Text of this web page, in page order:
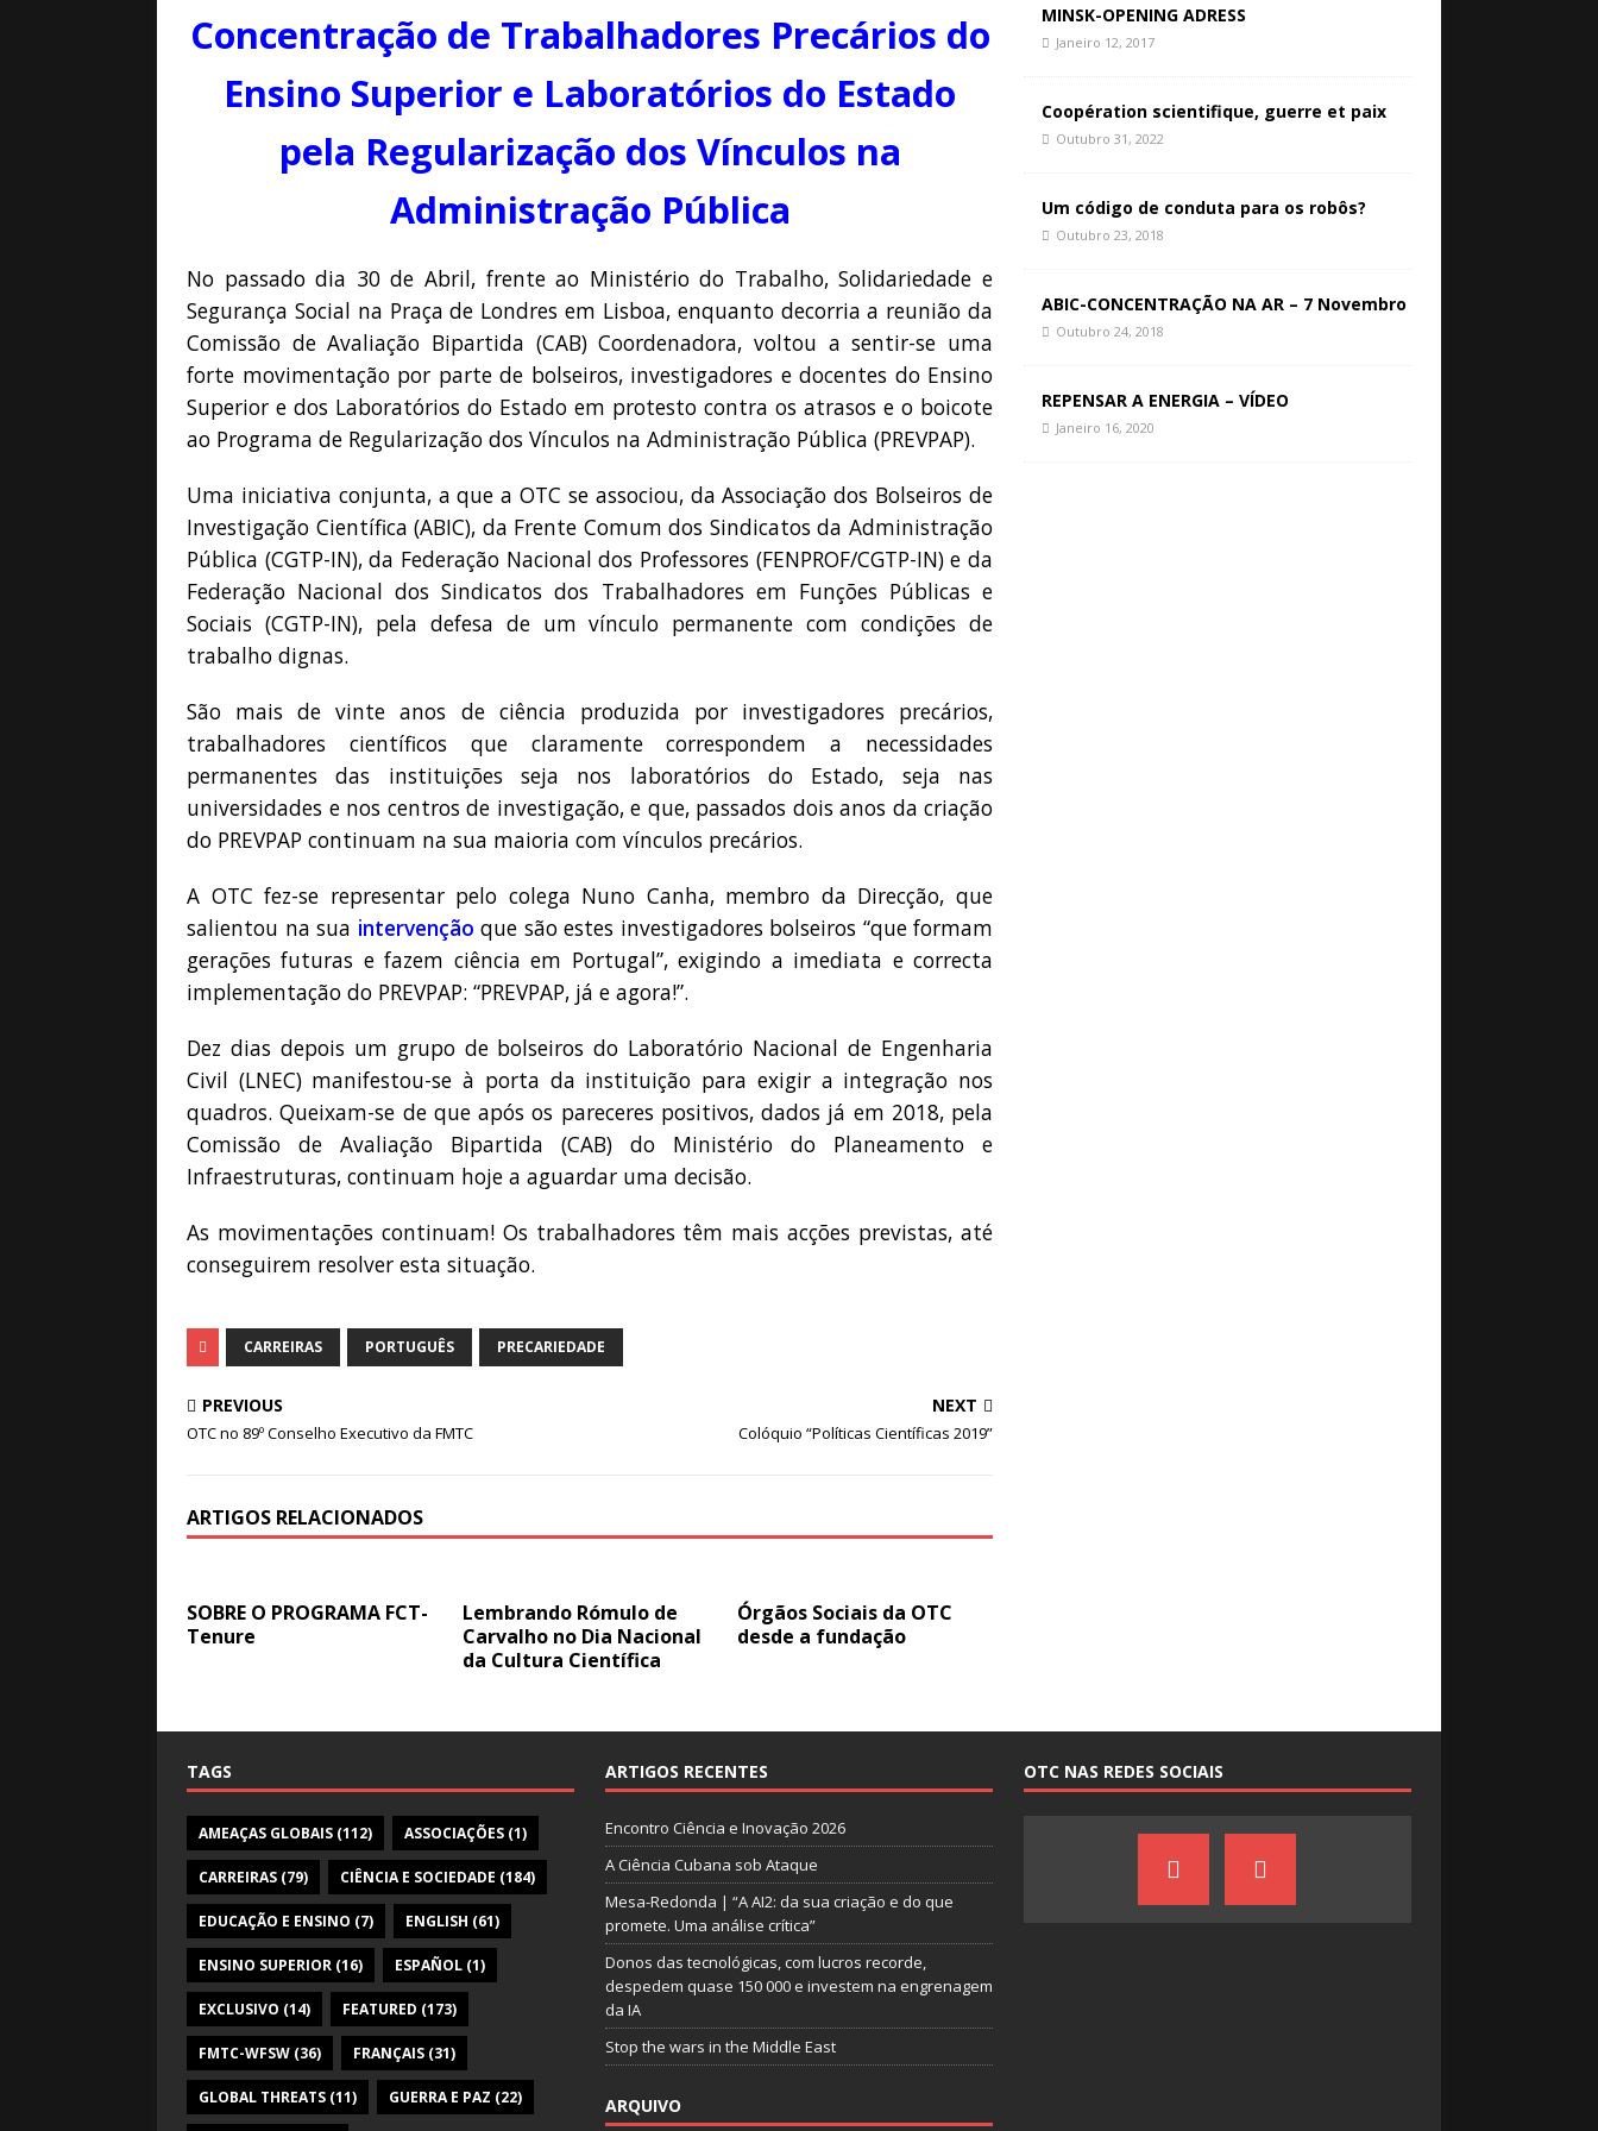
[ Abril 15, 2026 ]
Géopolitique du chaos
CIÊNCIA E SOCIEDADE
[ Abril 15, 2026 ]
Geopolitics of chaos CIÊNCIA E SOCIEDADE
Concentração de Trabalhadores Precários do
Ensino Superior e Laboratórios do Estado
pela Regularização dos Vínculos na
Administração Pública
No passado dia 30 de Abril, frente ao Ministério do Trabalho, Solidariedade e
Segurança Social na Praça de Londres em Lisboa, enquanto decorria a reunião da
Comissão de Avaliação Bipartida (CAB) Coordenadora, voltou a sentir-se uma
forte movimentação por parte de bolseiros, investigadores e docentes do Ensino
Superior e dos Laboratórios do Estado em protesto contra os atrasos e o boicote
ao Programa de Regularização dos Vínculos na Administração Pública (PREVPAP).
Uma iniciativa conjunta, a que a OTC se associou, da Associação dos Bolseiros de
Investigação Científica (ABIC), da Frente Comum dos Sindicatos da Administração
Pública (CGTP-IN), da Federação Nacional dos Professores (FENPROF/CGTP-IN) e da
Federação Nacional dos Sindicatos dos Trabalhadores em Funções Públicas e
Sociais (CGTP-IN), pela defesa de um vínculo permanente com condições de
trabalho dignas.
São mais de vinte anos de ciência produzida por investigadores precários,
trabalhadores científicos que claramente correspondem a necessidades
permanentes das instituições seja nos laboratórios do Estado, seja nas
universidades e nos centros de investigação, e que, passados dois anos da criação
do PREVPAP continuam na sua maioria com vínculos precários.
A OTC fez-se representar pelo colega Nuno Canha, membro da Direcção, que
salientou na sua intervenção que são estes investigadores bolseiros “que formam
gerações futuras e fazem ciência em Portugal”, exigindo a imediata e correcta
implementação do PREVPAP: “PREVPAP, já e agora!”.
Dez dias depois um grupo de bolseiros do Laboratório Nacional de Engenharia
Civil (LNEC) manifestou-se à porta da instituição para exigir a integração nos
quadros. Queixam-se de que após os pareceres positivos, dados já em 2018, pela
Comissão de Avaliação Bipartida (CAB) do Ministério do Planeamento e
Infraestruturas, continuam hoje a aguardar uma decisão.
As movimentações continuam! Os trabalhadores têm mais acções previstas, até
conseguirem resolver esta situação.
CARREIRAS PORTUGUÊS PRECARIEDADE
PREVIOUS
OTC no 89º Conselho Executivo da FMTC
NEXT
Colóquio “Políticas Científicas 2019”
ARTIGOS RELACIONADOS
SOBRE O PROGRAMA FCT-
Tenure
Lembrando Rómulo de
Carvalho no Dia Nacional
da Cultura Científica
Órgãos Sociais da OTC
desde a fundação
MINSK-OPENING ADRESS
Janeiro 12, 2017
Coopération scientifique, guerre et paix
Outubro 31, 2022
Um código de conduta para os robôs?
Outubro 23, 2018
ABIC-CONCENTRAÇÃO NA AR – 7 Novembro
Outubro 24, 2018
REPENSAR A ENERGIA – VÍDEO
Janeiro 16, 2020
TAGS
AMEAÇAS GLOBAIS (112) ASSOCIAÇÕES (1)
CARREIRAS (79) CIÊNCIA E SOCIEDADE (184)
EDUCAÇÃO E ENSINO (7) ENGLISH (61)
ENSINO SUPERIOR (16) ESPAÑOL (1)
EXCLUSIVO (14) FEATURED (173)
FMTC-WFSW (36) FRANÇAIS (31)
GLOBAL THREATS (11) GUERRA E PAZ (22)
ARTIGOS RECENTES
Encontro Ciência e Inovação 2026
A Ciência Cubana sob Ataque
Mesa-Redonda | “A AI2: da sua criação e do que
promete. Uma análise crítica”
Donos das tecnológicas, com lucros recorde,
despedem quase 150 000 e investem na engrenagem
da IA
Stop the wars in the Middle East
ARQUIVO
OTC NAS REDES SOCIAIS